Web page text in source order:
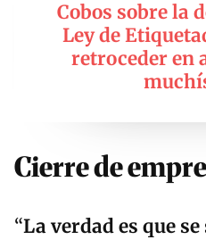
Cobos sobre la
Ley de
retroceder en
Cierre de
“La verdad es que se